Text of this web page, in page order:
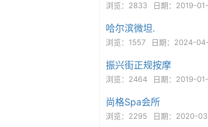
浏览：2833 日期：2019-
哈尔滨微坦.
浏览：1557 日期：2024-
振兴街正规按摩
浏览：2464 日期：2019-
尚格Spa会所
浏览：2295 日期：2020-